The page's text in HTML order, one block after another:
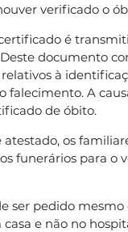
verificado o
é
documento
à
falecimento. A
de óbito.
atestado, os
funerários para o
ser pedido mesmo
e não no